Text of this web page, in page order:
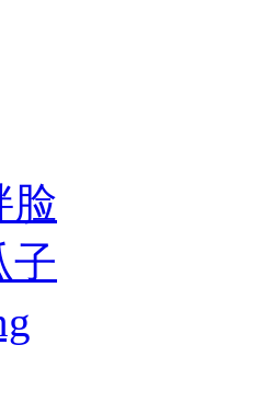
脸
子